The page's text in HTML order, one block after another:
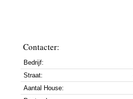
Contacter:
Bedrijf:
Straat:
Aantal House: